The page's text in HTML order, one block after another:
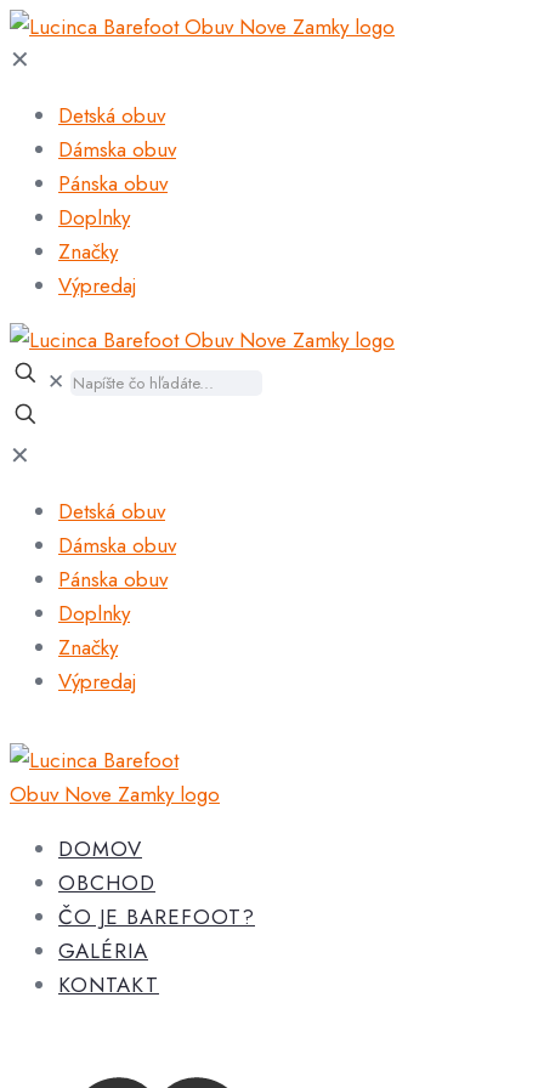
✕
Detská obuv
Dámska obuv
Pánska obuv
Doplnky
Značky
Výpredaj
✕
✕
Detská obuv
Dámska obuv
Pánska obuv
Doplnky
Značky
Výpredaj
DOMOV
OBCHOD
ČO JE BAREFOOT?
GALÉRIA
KONTAKT